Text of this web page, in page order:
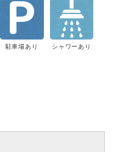
駐車場あり シャワーあり